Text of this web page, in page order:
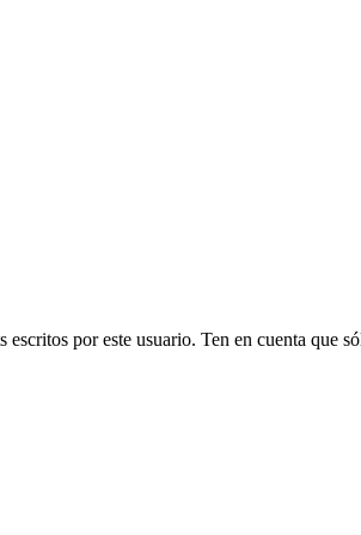
por este usuario. Ten en cuenta que